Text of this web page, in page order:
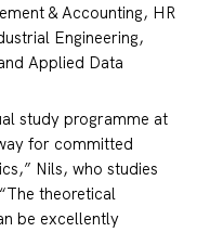
& Accounting, HR
Engineering,
Applied Data
study programme at
for committed
Nils, who studies
theoretical
be excellently